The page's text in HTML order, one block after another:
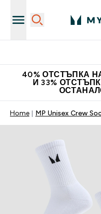
40% ОТСТЪПКА
И 33%
Home MP Unisex Crew